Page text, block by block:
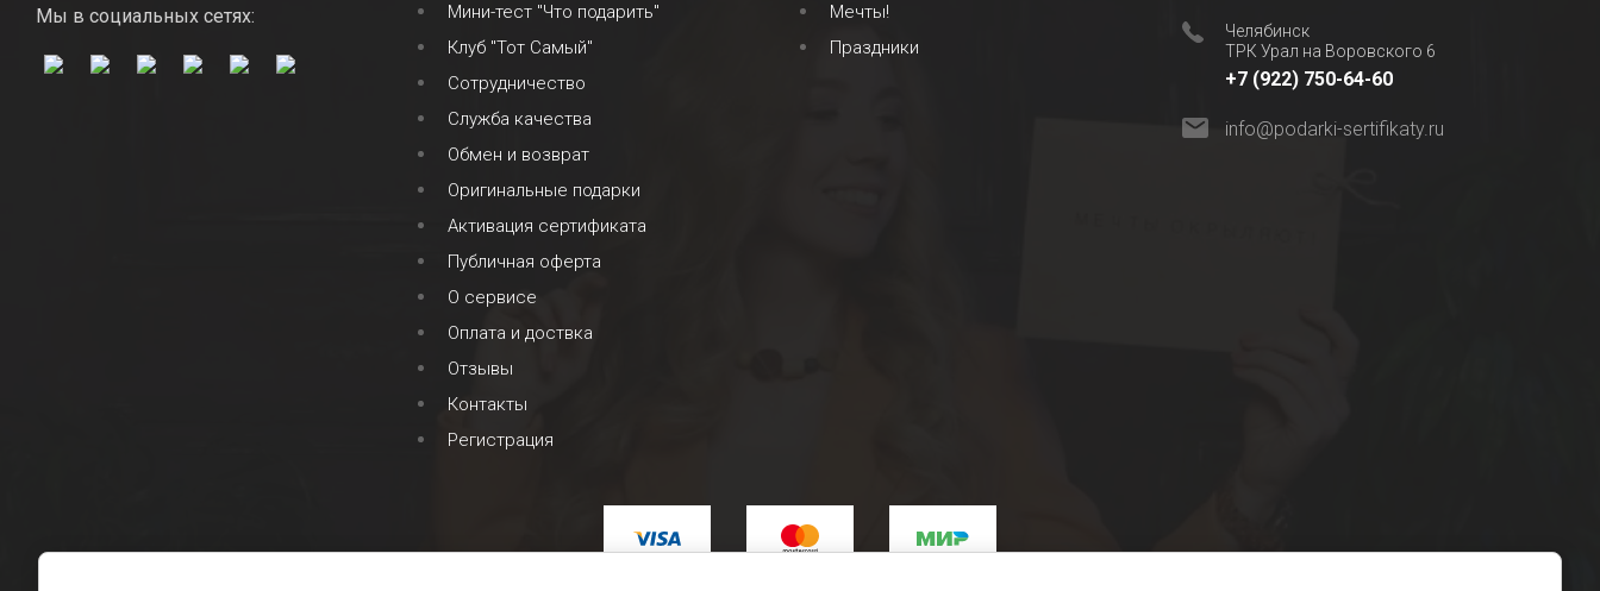
Мы в социальных сетях:
Мини-тест "Что подарить"
Клуб "Тот Самый"
Сотрудничество
Служба качества
Обмен и возврат
Оригинальные подарки
Активация сертификата
Публичная оферта
О сервисе
Оплата и доствка
Отзывы
Контакты
Регистрация
Мечты!
Праздники
Челябинск
ТРК Урал на Воровского 6
+7 (922) 750-64-60
info@podarki-sertifikaty.ru